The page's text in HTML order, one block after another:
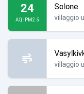
24
AQI PM2.5
Solone
villaggio
villaggio